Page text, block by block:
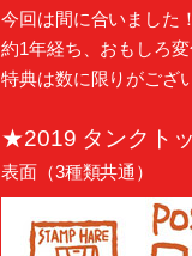
今回は間に合いました
約1年経ち、おもしろ
特典は数に限りがござ
★2019 タンクト
表面（3種類共通）